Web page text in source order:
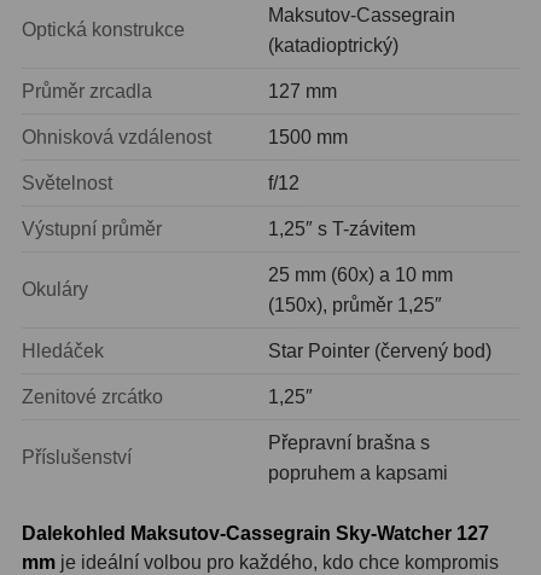
Závaží3
Ostatní22
Seřízení22
Laserové kolimátory
Optické kolimátory
Umělé hvězdy
Zrcátka a hranoly
Diagonální zrcátka
Diagonální hranoly
Amici hranoly 90°7
Optická konstrukce
Maksutov-Cassegrain
(katadioptrický)
Průměr zrcadla 127 mm
Ohnisková vzdálenost 1500 mm
Světelnost f/12
Výstupní průměr 1,25″ s T-závitem
Okuláry
25 mm (60x) a 10 mm
(150x), průměr 1,25″
Hledáček Star Pointer (červený bod)
Zenitové zrcátko 1,25″
Příslušenství
Přepravní brašna s
popruhem a kapsami
Dalekohled Maksutov-Cassegrain Sky-Watcher 127
mm je ideální volbou pro každého, kdo chce kompromis